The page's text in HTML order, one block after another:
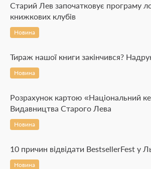
Старий Лев започатковує програму
книжкових клубів
Новина
Тираж нашої книги закінчився?
Новина
Розрахунок картою «Національний
Видавництва Старого Лева
Новина
10 причин відвідати BestsellerFest у
Новина